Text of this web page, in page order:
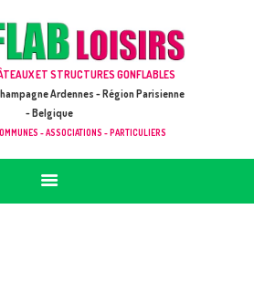
ET STRUCTURES GONFLABLES
Ardennes - Région Parisienne
- Belgique
- ASSOCIATIONS - PARTICULIERS
LOISIRS
& PRESTATIONS
(SOUS 24H)